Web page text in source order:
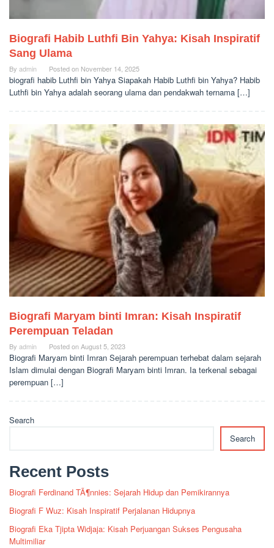
Biografi Habib Luthfi Bin Yahya: Kisah Inspiratif
Sang Ulama
By admin Posted on November 14, 2025
biografi habib Luthfi bin Yahya Siapakah Habib Luthfi bin Yahya? Habib
Luthfi bin Yahya adalah seorang ulama dan pendakwah ternama […]
Biografi Maryam binti Imran: Kisah Inspiratif
Perempuan Teladan
By admin Posted onAugust 5, 2023
Biografi Maryam binti Imran Sejarah perempuan terhebat dalam sejarah
Islam dimulai dengan Biografi Maryam binti Imran. Ia terkenal sebagai
perempuan […]
Search
Search
Recent Posts
Biografi Ferdinand TÃ¶nnies: Sejarah Hidup dan Pemikirannya
Biografi F Wuz: Kisah Inspiratif Perjalanan Hidupnya
Biografi Eka Tjipta Widjaja: Kisah Perjuangan Sukses Pengusaha
Multimiliar